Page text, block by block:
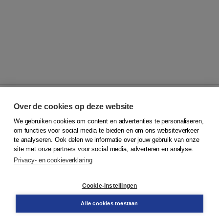
© 2026Koninklijke Boom uitgevers
Klantenservice
Service & informatie
Contact
Over de cookies op deze website
We gebruiken cookies om content en advertenties te personaliseren,
om functies voor social media te bieden en om ons websiteverkeer
te analyseren. Ook delen we informatie over jouw gebruik van onze
site met onze partners voor social media, adverteren en analyse.
Privacy- en cookieverklaring
Cookie-instellingen
Alle cookies toestaan